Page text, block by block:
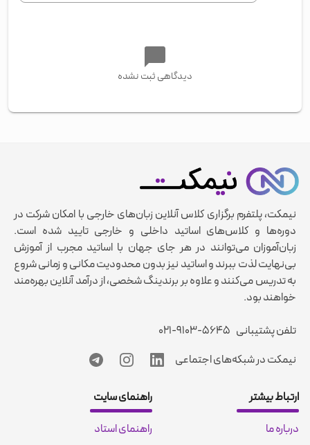
دیدگاهی ثبت نشده
نیمکت، پلتفرم برگزاری کلاس آنلاین زبان‌های خارجی با امکان شرکت در
دوره‌ها و کلاس‌های اساتید داخلی و خارجی تایید شده است.
زبان‌آموزان می‌توانند در هر جای جهان با اساتید مجرب از آموزش
بی‌نهایت لذت ببرند و اساتید نیز بدون محدودیت مکانی و زمانی شروع
به تدریس می‌کنند و علاوه بر برندینگ شخصی، از درآمد آنلاین بهره‌مند
خواهند بود.
تلفن پشتیبانی ۰۲۱-۹۱۰۳-۵۶۴۵
نیمکت در شبکه‌های اجتماعی
ارتباط بیشتر
درباره ما
راهنمای سایت
راهنمای استاد